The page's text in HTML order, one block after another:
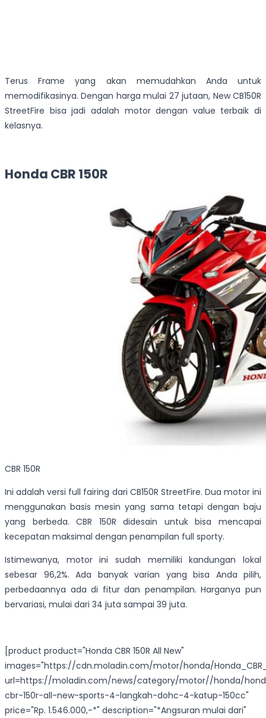
Terus Frame yang akan memudahkan Anda untuk
memodifikasinya. Dengan harga mulai 27 jutaan, New CB150R
StreetFire bisa jadi adalah motor dengan value terbaik di
kelasnya.
Honda CBR 150R
CBR 150R
Ini adalah versi full fairing dari CB150R StreetFire. Dua motor ini
menggunakan basis mesin yang sama tetapi dengan baju
yang berbeda. CBR 150R didesain untuk bisa mencapai
kecepatan maksimal dengan penampilan full sporty.
Istimewanya, motor ini sudah memiliki kandungan lokal
sebesar 96,2%. Ada banyak varian yang bisa Anda pilih,
perbedaannya ada di fitur dan penampilan. Harganya pun
bervariasi, mulai dari 34 juta sampai 39 juta.
[product product="Honda CBR 150R All New"
images="https://cdn.moladin.com/motor/honda/
url=https://moladin.com/news/category/motor//honda/
cbr-150r-all-new-sports-4-langkah-dohc-4-katup-150cc"
price="Rp. 1.546.000,-*" description="*Angsuran mulai dari"